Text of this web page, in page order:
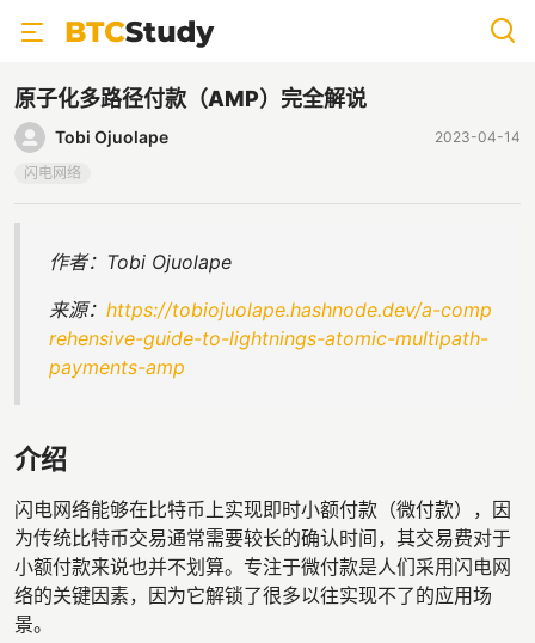
原子化多路径付款（AMP）完全解说
Tobi Ojuolape
2023-04-14
闪电网络
作者：Tobi Ojuolape
来源： https://tobiojuolape.hashnode.dev/a-comp
rehensive-guide-to-lightnings-atomic-multipath-
payments-amp
介绍
闪电网络能够在比特币上实现即时小额付款（微付款），因
为传统比特币交易通常需要较长的确认时间，其交易费对于
小额付款来说也并不划算。专注于微付款是人们采用闪电网
络的关键因素，因为它解锁了很多以往实现不了的应用场
景。